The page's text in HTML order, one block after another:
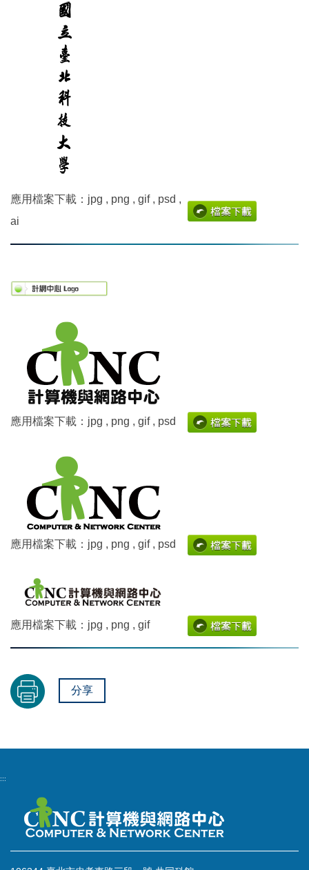
應用檔案下載：jpg , png , gif , psd ,
ai
應用檔案下載：jpg , png , gif , psd
應用檔案下載：jpg , png , gif , psd
應用檔案下載：jpg , png , gif
分享
:::